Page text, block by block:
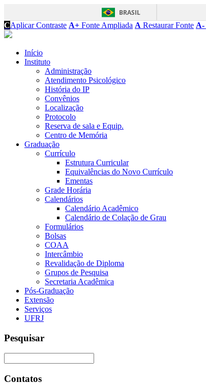
BRASIL
CAplicar Contraste A+ Fonte Ampliada A Restaurar Fonte A-
Início
Instituto
Administração
Atendimento Psicológico
História do IP
Convênios
Localização
Protocolo
Reserva de sala e Equip.
Centro de Memória
Graduação
Currículo
Estrutura Curricular
Equivalências do Novo Currículo
Ementas
Grade Horária
Calendários
Calendário Acadêmico
Calendário de Colação de Grau
Formulários
Bolsas
COAA
Intercâmbio
Revalidação de Diploma
Grupos de Pesquisa
Secretaria Acadêmica
Pós-Graduação
Extensão
Serviços
UFRJ
Pesquisar
Contatos